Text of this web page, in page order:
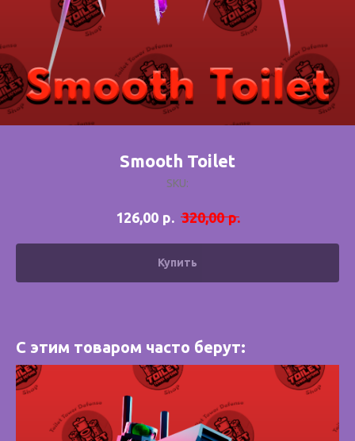
Smooth Toilet
SKU:
126,00 р. 320,00 р.
Купить
С этим товаром часто берут: